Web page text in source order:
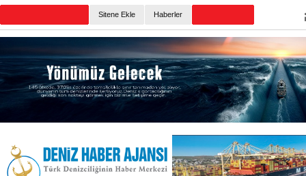
Sitene Ekle Haberler